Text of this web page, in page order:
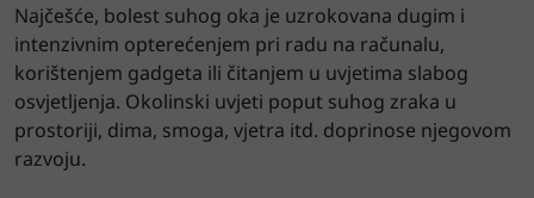
Najčešće, bolest suhog oka je uzrokovana dugim i
intenzivnim opterećenjem pri radu na računalu,
korištenjem gadgeta ili čitanjem u uvjetima slabog
osvjetljenja. Okolinski uvjeti poput suhog zraka u
prostoriji, dima, smoga, vjetra itd. doprinose njegovom
razvoju.